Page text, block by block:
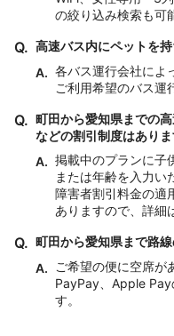
の絞り込み検索も可
Q. 高速バス内にペットを
A. 各バス運行会社によ
ご利用希望のバス運
Q. 町田から愛知県までの
などの割引制度はありま
A. 掲載中のプランに子
または年齢を入力い
障害者割引料金の適
ありますので、詳細
Q. 町田から愛知県まで路
A.
ご希望の便に空席が
PayPay、Apple
す。